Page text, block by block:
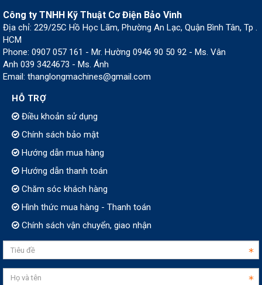
Công ty TNHH Kỹ Thuật Cơ Điện Bảo Vinh
Địa chỉ: 229/25C Hồ Học Lãm, Phường An Lạc, Quận Bình Tân, Tp .
HCM
Phone: 0907 057 161 - Mr. Hường 0946 90 50 92 - Ms. Vân
Anh 039 3424673 - Ms. Ánh
Email: thanglongmachines@gmail.com
HỖ TRỢ
Điều khoản sử dụng
Chính sách bảo mật
Hướng dẫn mua hàng
Hướng dẫn thanh toán
Chăm sóc khách hàng
Hình thức mua hàng - Thanh toán
Chính sách vận chuyển, giao nhận